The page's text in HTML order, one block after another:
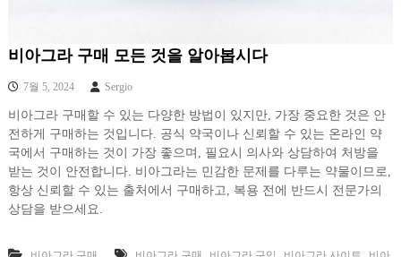
비아그라 구매 모든 것을 알아봅시다
7월 5, 2024 Sergio
비아그라 구매할 수 있는 다양한 방법이 있지만, 가장 중요한 것은 안
전하게 구매하는 것입니다. 공식 약국이나 신뢰할 수 있는 온라인 약
국에서 구매하는 것이 가장 좋으며, 필요시 의사와 상담하여 처방을
받는 것이 안전합니다. 비아그라는 민감한 문제를 다루는 약물이므로,
항상 신뢰할 수 있는 출처에서 구매하고, 복용 전에 반드시 전문가의
상담을 받으세요.